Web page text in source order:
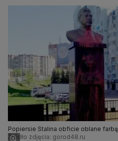
Popiersie Stalina obficie oblane farbą
Źródło zdjęcia: gorod48.ru